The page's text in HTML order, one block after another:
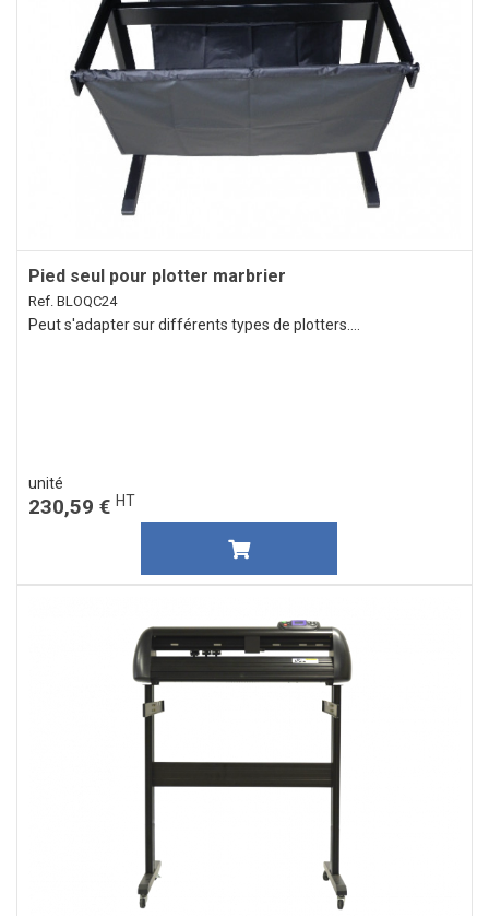
Pied seul pour plotter marbrier
Ref. BLOQC24
Peut s'adapter sur différents types de plotters....
unité
230,59 € HT